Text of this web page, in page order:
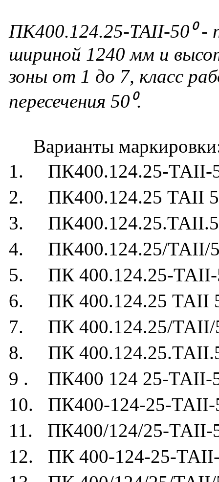
ПК400.124.25-ТАII-50⁰ -
шириной 1240 мм и
зоны от 1 до 7, класс
пересечения 50⁰.
Варианты
1. ПК400.124.25-ТАII-
2. ПК400.124.25 ТАII
3.
4. ПК400.124.25/ТАII/
5. ПК 400.124.25-ТАII-
6. ПК 400.124.25 ТАII
7. ПК 400.124.25/ТАII/
8. ПК
9 . ПК400 124 25-ТАII-
10. ПК400-124-25-ТАII-
11. ПК400/124/25-ТАII-
12. ПК 400-124-25-ТАII-